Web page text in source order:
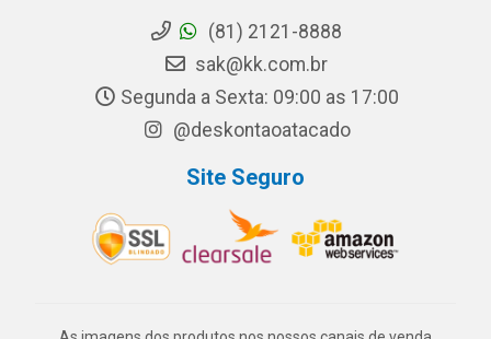
(81) 2121-8888
sak@kk.com.br
Segunda a Sexta: 09:00 as 17:00
@deskontaoatacado
Site Seguro